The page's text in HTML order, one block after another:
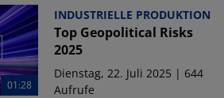
01:28
INDUSTRIELLE PRODUKTION
Top Geopolitical Risks
2025
Dienstag, 22. Juli 2025 | 644
Aufrufe